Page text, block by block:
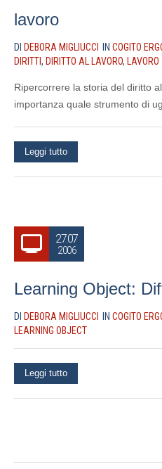
lavoro
DI DEBORA MIGLIUCCI IN COGITO
DIRITTI, DIRITTO AL LAVORO, LAVORO
Ripercorrere la storia del diritto
importanza quale strumento di
Leggi tutto
27.07
2006
Learning Object:
DI DEBORA MIGLIUCCI IN COGITO
LEARNING OBJECT
Leggi tutto